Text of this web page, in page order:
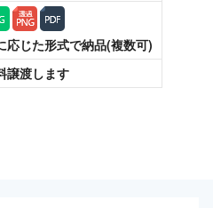
応じた形式で納品(複数可)
譲渡します